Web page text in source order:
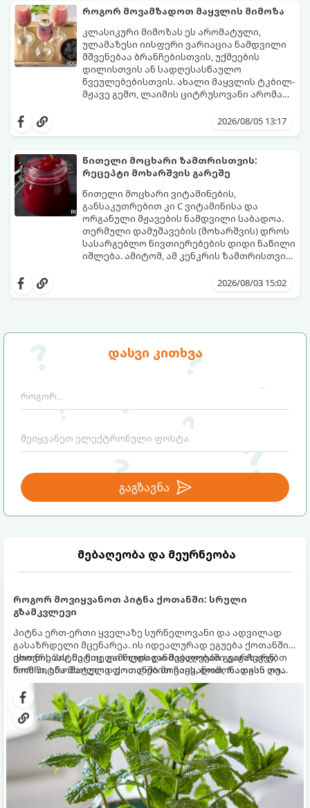
დასვი კითხვა
გაგზავნა
მებაღეობა და მეურნეობა
როგორ მოვიყვანოთ პიტნა ქოთანში: სრული
გზამკვლევი
პიტნა ერთ-ერთი ყველაზე სურნელოვანი და ადვილად
გასაზრდელი მცენარეა. ის იდეალურად ეგუება ქოთანში
ცხოვრებას, მეტიც, გამოცდილი მებაღეები გვირჩევენ,
რომ პიტნა მხოლოდ ქოთანში მოვიყვანოთ, რადგან ღია
გრუნტში (ბაღში) დარგვისას ის ფესვებით ძალიან
სწრაფად ვრცელდება და სხვა მცენარეებს ავიწროებს.
ქოთნის პიტნა მთელი წლის განმავლობაში გაგახარებთ
ნორჩი, არომატული ფოთლებით ჩაის, ლიმონათისა თუ
კერძებისთვის.
შეწვისას ფორმა იდეალურად შეინარჩუნოს
და არ დაიშალოს.
მომზადების დრო: 20 წუთი (დამატებით
მუხუდოს ჩალბობის დრო: 12-24 საათი)
შეწვის დრო: 10–15 წუთი ულუფა: 20–24 ცალი
ბურთულა (4–6 პორცია)
როგორ მოვამზადოთ მაყვლის მიმოზა
კლასიკური მიმოზას ეს არომატული,
ულამაზესი იისფერი ვარიაცია ნამდვილი
მშვენებაა ბრანჩებისთვის, უქმეების
დილისთვის ან სადღესასწაულო
წვეულებებისთვის. ახალი მაყვლის ტკბილ-
მჟავე გემო, ლაიმის ციტრუსოვანი არომატი
საოცრად დახვეწილ და მაგრილებელ
და მის მომზადებას მინიმალური
პორცია
2026/08/05 13:17
წითელი მოცხარი ზამთრისთვის:
რეცეპტი მოხარშვის გარეშე
წითელი მოცხარი ვიტამინების,
განსაკუთრებით კი C ვიტამინისა და
ორგანული მჟავების ნამდვილი საბადოა.
თერმული დამუშავების (მოხარშვის) დროს
სასარგებლო ნივთიერებების დიდი ნაწილი
იშლება. ამიტომ, ამ კენკრის ზამთრისთვის
მომზადებაა - მოხარშვის გარეშე.
ბუნებრივ, კაშკაშა გემოს, არომატს და
2026/08/03 15:02